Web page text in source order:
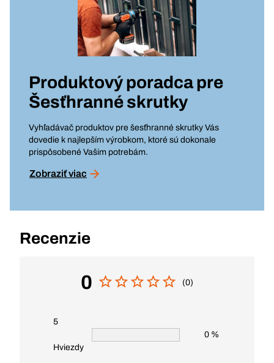
Produktový poradca pre
Šesťhranné skrutky
Vyhľadávač produktov pre šesťhranné skrutky Vás
dovedie k najlepším výrobkom, ktoré sú dokonale
prispôsobené Vašim potrebám.
Zobraziť viac
Recenzie
0 (0)
5
Hviezdy
0 %